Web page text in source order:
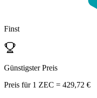
Finst
Günstigster Preis
Preis für 1 ZEC = 429,72 €